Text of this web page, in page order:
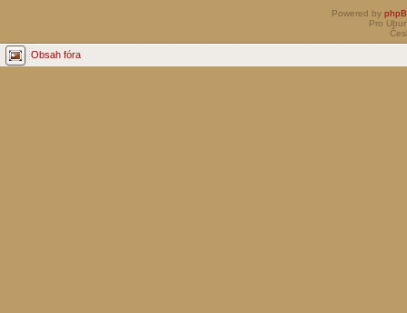
Powered by
Pro
Obsah fóra